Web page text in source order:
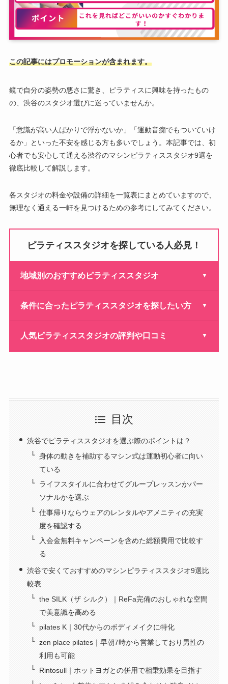
この記事にはプロモーションが含まれます。
鏡で自分の姿勢の悪さに驚き、ピラティスに興味を持ったもの
の、渋谷のスタジオ選びに迷っていませんか。
「意識が高い人ばかりで浮かないか」「運動音痴でもついていけ
るか」といった不安を感じる方も多いでしょう。本記事では、初
心者でも安心して通える渋谷のマシンピラティススタジオ9選を
徹底比較して解説します。
各スタジオの料金や設備の詳細を一覧表にまとめていますので、
無理なく通える一軒を見つけるための参考にしてみてください。
ピラティススタジオを探している人必見！
地域別のおすすめピラティススタジオ ▼
【2026年最新】東京都内でおすすめのピラティススタジ
オ12選！
札幌でおすすめのピラティススタジオ9選！
吉祥寺のピラティススタジオおすすめ人気ランキング9選
岡山のピラティススタジオおすすめ10選！
川崎のピラティススタジオおすすめ10選！
荻窪でおすすめのピラティススタジオ9選！
条件に合ったピラティススタジオを探したい方 ▼
【最安】安いピラティススタジオおすすめ11選！
【2026年最新】プライベートレッスンが安いピラティス
【厳選】初心者におすすめのピラティス教室10選！
ピラティスの無料体験が受けられるスタジオ8選！
ピラティスに向いている人は？特徴や向いていない人に
チョコザップのピラティスは初心者でもできる！使い方
や注意点を解説
人気ピラティススタジオの評判や口コミ ▼
SOELU（ソエル）の評判は？解約できない？気になる口
コミの真相を解明
the SILKの口コミ・評判は？利用者の声から分かった特
徴や注意点を徹底解説
ピラティスKの評判は？利用者の口コミから分かった特徴
を解説
ララピラティスの評判は？利用者の口コミを元にサービ
スの特徴を解説
カルド（CALDO）の評判はやばい？利用者のリアルな口
アミーダの口コミ・評判は？おすすめな人や入会時の注
意点を徹底解説
目次
渋谷でピラティススタジオを選ぶ際のポイントは？
身体の動きを補助するマシン式は運動初心者に向い
ている
ライフスタイルに合わせてグループレッスンかパー
ソナルかを選ぶ
仕事帰りならウェアのレンタルやアメニティの充実
度を確認する
入会金無料キャンペーンを含めた総額費用で比較す
る
渋谷で安くておすすめのマシンピラティススタジオ9選比
較表
the SILK（ザ シルク）｜ReFa完備のおしゃれな空間
で美意識を高める
pilates K｜30代からのボディメイクに特化
zen place pilates｜早朝7時から営業しており男性の
利用も可能
Rintosull｜ホットヨガとの併用で相乗効果を目指す